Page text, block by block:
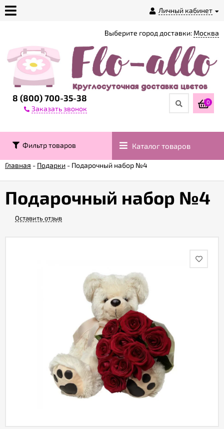
Личный кабинет
магазине
Доставка
Контакты
Гарантии
8 (800) 700-35-38
Заказать звонок
Выберите город доставки: Москва
0
Фильтр товаров Каталог товаров
Главная - Подарки - Подарочный набор №4
Подарочный набор №4
Оставить отзыв